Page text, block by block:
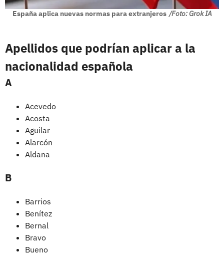
España aplica nuevas normas para extranjeros /Foto: Grok IA
Apellidos que podrían aplicar a la
nacionalidad española
A
Acevedo
Acosta
Aguilar
Alarcón
Aldana
B
Barrios
Benítez
Bernal
Bravo
Bueno